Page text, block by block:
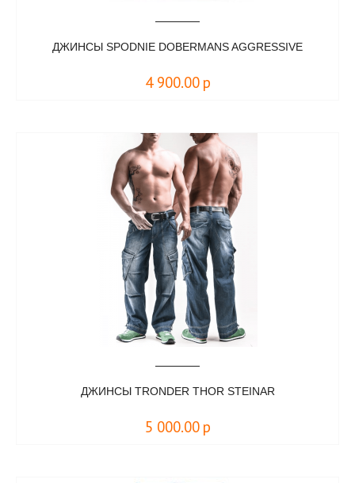
ДЖИНСЫ SPODNIE DOBERMANS AGGRESSIVE
4 900.00 р
ДЖИНСЫ TRONDER THOR STEINAR
5 000.00 р